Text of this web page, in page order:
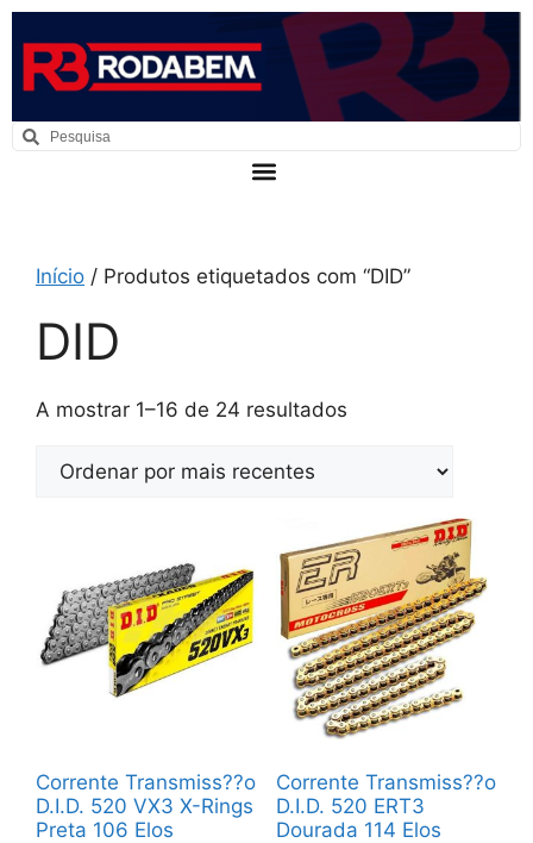
Início / Produtos etiquetados com “DID”
DID
A mostrar 1–16 de 24 resultados
Corrente Transmiss??o
D.I.D. 520 VX3 X-Rings
Preta 106 Elos
Corrente Transmiss??o
D.I.D. 520 ERT3
Dourada 114 Elos